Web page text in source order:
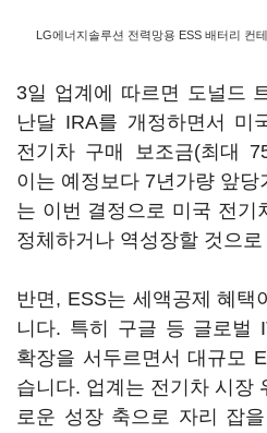
LG에너지솔루션 전력망용 ESS 배터리 컨
3일 업계에 따르면 도널드
난달 IRA를 개정하면서 미
전기차 구매 보조금(최대
이는 예정보다 7년가량 앞당
는 이번 결정으로 미국 전기
정체하거나 역성장할 것으
반면, ESS는 세액공제 혜택
니다. 특히 구글 등 글로벌
확장을 서두르면서 대규모
습니다. 업계는 전기차 시장
로운 성장 축으로 자리 잡